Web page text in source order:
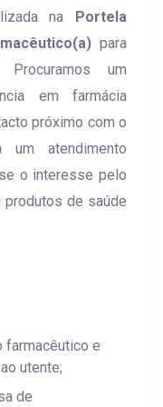
na
Portela
para
um
em farmácia
próximo com o
um atendimento
o interesse pelo
produtos de saúde
farmacêutico e
utente;
de
(máx. 2 MB).
para receber
e processos de